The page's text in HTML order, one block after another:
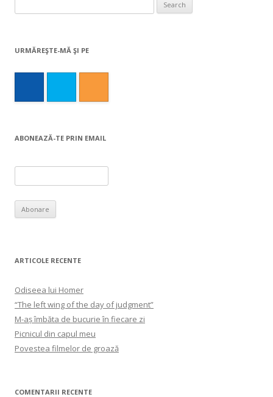
for:
URMĂREŞTE-MĂ ŞI PE
ABONEAZĂ-TE PRIN EMAIL
ARTICOLE RECENTE
Odiseea lui Homer
“The left wing of the day of judgment”
M-aș îmbăta de bucurie în fiecare zi
Picnicul din capul meu
Povestea filmelor de groază
COMENTARII RECENTE